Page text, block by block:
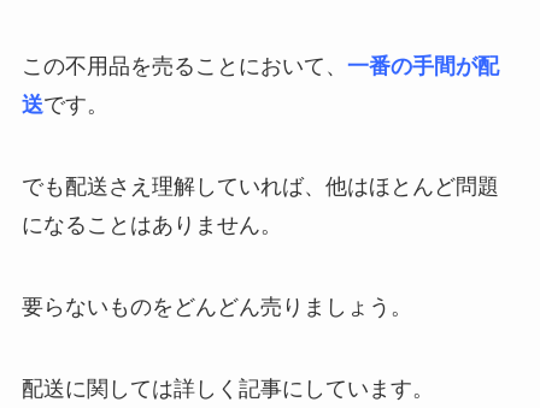
この不用品を売ることにおいて、 一番の手間が配
送です。
でも配送さえ理解していれば、他はほとんど問題
になることはありません。
要らないものをどんどん売りましょう。
配送に関しては詳しく記事にしています。